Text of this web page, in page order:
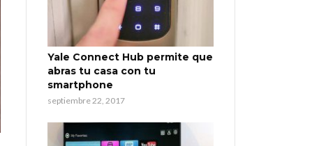
Yale Connect Hub permite que
abras tu casa con tu
smartphone
septiembre 22, 2017